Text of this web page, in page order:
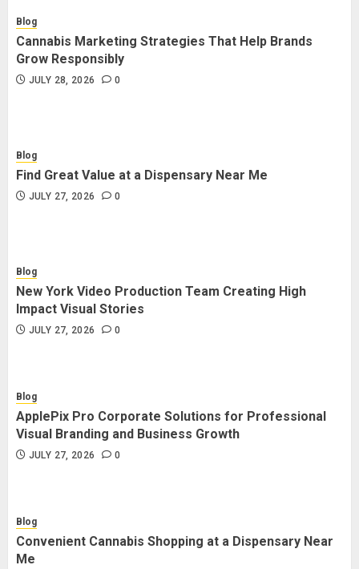
Blog
Cannabis Marketing Strategies That Help Brands
Grow Responsibly
JULY 28, 2026 0
Blog
Find Great Value at a Dispensary Near Me
JULY 27, 2026 0
Blog
New York Video Production Team Creating High
Impact Visual Stories
JULY 27, 2026 0
Blog
ApplePix Pro Corporate Solutions for Professional
Visual Branding and Business Growth
JULY 27, 2026 0
Blog
Convenient Cannabis Shopping at a Dispensary Near
Me